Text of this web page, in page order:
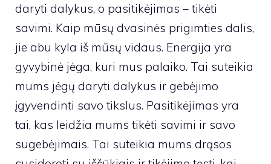
daryti dalykus, o pasitikėjimas – tikėti
savimi. Kaip mūsų dvasinės prigimties dalis,
jie abu kyla iš mūsų vidaus. Energija yra
gyvybinė jėga, kuri mus palaiko. Tai suteikia
mums jėgų daryti dalykus ir gebėjimo
įgyvendinti savo tikslus. Pasitikėjimas yra
tai, kas leidžia mums tikėti savimi ir savo
sugebėjimais. Tai suteikia mums drąsos